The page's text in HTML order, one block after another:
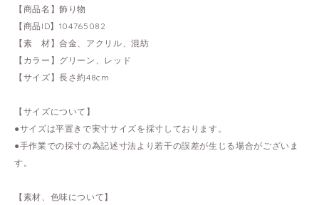
【商品名】飾り物
【商品ID】104765082
【素 材】合金、アクリル、混紡
【カラー】グリーン、レッド
【サイズ】長さ約48cm
【サイズについて】
●サイズは平置きで実寸サイズを採寸しております。
●手作業での採寸の為記述寸法より若干の誤差が生じる場合がございま
す。
【素材、色味について】